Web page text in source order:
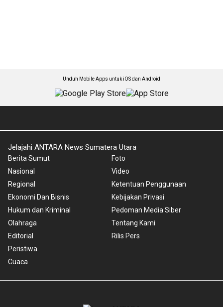
Unduh Mobile Apps untuk iOS dan Android
Jelajahi ANTARA News Sumatera Utara
Berita Sumut
Nasional
Regional
Ekonomi Dan Bisnis
Hukum dan Kriminal
Olahraga
Editorial
Peristiwa
Cuaca
Foto
Video
Ketentuan Penggunaan
Kebijakan Privasi
Pedoman Media Siber
Tentang Kami
Rilis Pers